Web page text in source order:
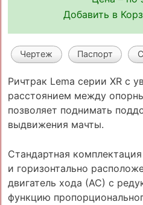
Добавить в
Чертеж Паспорт
Ричтрак Lema серии XR с
расстоянием между
позволяет поднимать
выдвижения мачты.
Стандартная
и горизонтально
двигатель хода (АС) с
функцию